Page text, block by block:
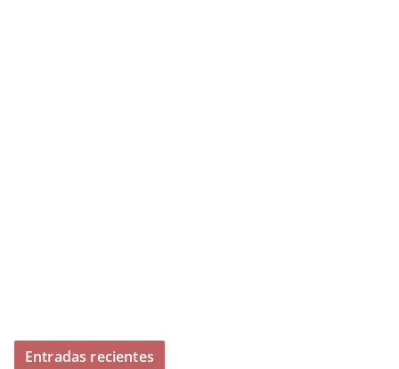
Entradas recientes